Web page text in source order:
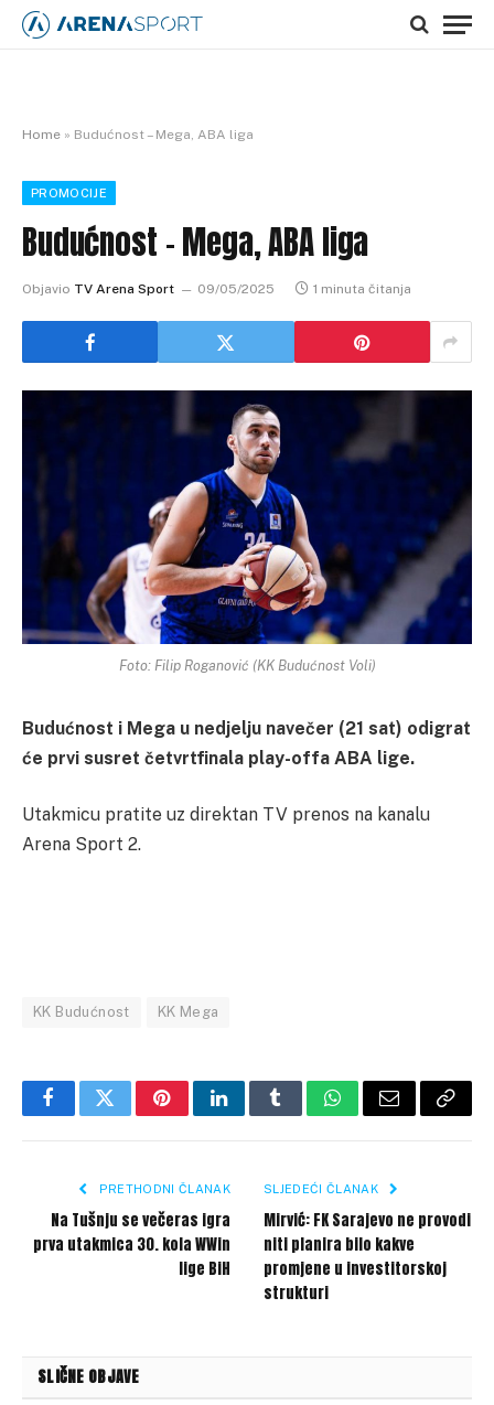
Home » Budućnost – Mega, ABA liga
PROMOCIJE
Budućnost – Mega, ABA liga
Objavio TV Arena Sport 09/05/2025 1 minuta čitanja
Foto: Filip Roganović (KK Budućnost Voli)
Budućnost i Mega u nedjelju navečer (21 sat) odigrat
će prvi susret četvrtfinala play-offa ABA lige.
Utakmicu pratite uz direktan TV prenos na kanalu
Arena Sport 2.
KK Budućnost KK Mega
FacebookTwitterPinterestLinkedInTumblrWhatsApp
Email Copy
PRETHODNI ČLANAK
Na Tušnju se večeras igra
prva utakmica 30. kola WWin
lige BiH
SLJEDEĆI ČLANAK
Mirvić: FK Sarajevo ne provodi
niti planira bilo kakve
promjene u investitorskoj
strukturi
SLIČNE OBJAVE